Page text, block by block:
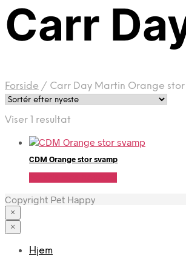
Carr
Forside / Carr Day Martin Orange stor
Viser 1 resultat
CDM Orange stor svamp
Copyright Pet Happy
×
×
Hjem